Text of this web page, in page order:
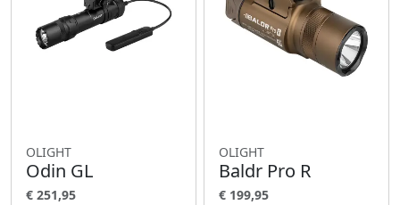
OLIGHT
Odin GL
€ 251,95
OLIGHT
Baldr Pro R
€ 199,95